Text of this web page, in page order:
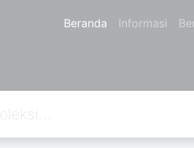
Beranda Informasi